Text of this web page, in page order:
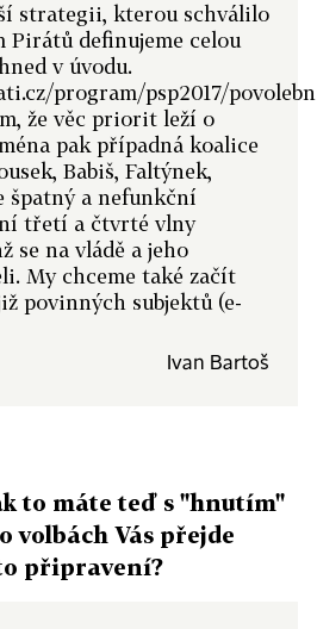
strategii, kterou schválilo
Pirátů definujeme celou
v úvodu.
program/psp2017/
že věc priorit leží o
pak případná koalice
Babiš, Faltýnek,
špatný a nefunkční
třetí a čtvrté vlny
se na vládě a jeho
My chceme také začít
povinných subjektů (e-
Ivan Bartoš
to máte teď s "hnutím"
volbách Vás přejde
připravení?